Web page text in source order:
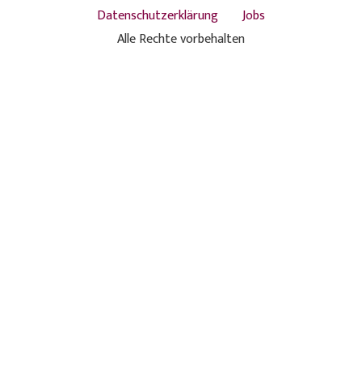
Datenschutzerklärung
Jobs
Alle Rechte vorbehalten